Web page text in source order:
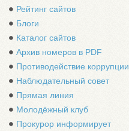
Рейтинг сайтов
Блоги
Каталог сайтов
Архив номеров в PDF
Противодействие коррупции
Наблюдательный совет
Прямая линия
Молодёжный клуб
Прокурор информирует